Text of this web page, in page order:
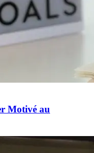
Motivé au